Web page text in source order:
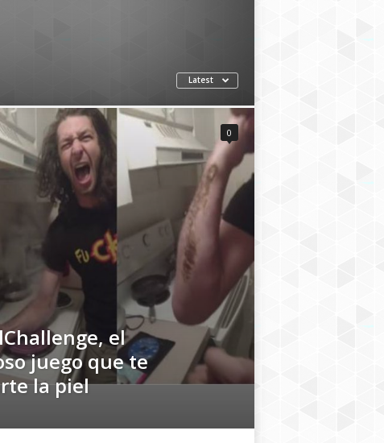
Latest
el
juego que te
la piel
0